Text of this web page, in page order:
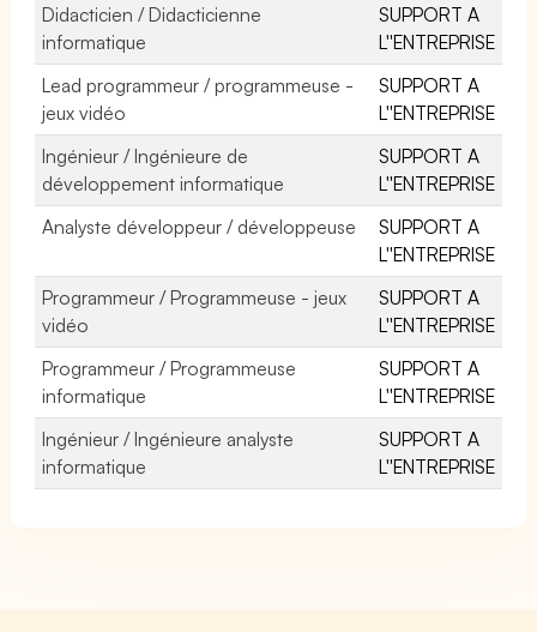
Didacticien / Didacticienne
informatique
SUPPORT A
L''ENTREPRISE
Lead programmeur / programmeuse -
jeux vidéo
SUPPORT A
L''ENTREPRISE
Ingénieur / Ingénieure de
développement informatique
SUPPORT A
L''ENTREPRISE
Analyste développeur / développeuse
SUPPORT A
L''ENTREPRISE
Programmeur / Programmeuse - jeux
vidéo
SUPPORT A
L''ENTREPRISE
Programmeur / Programmeuse
informatique
SUPPORT A
L''ENTREPRISE
Ingénieur / Ingénieure analyste
informatique
SUPPORT A
L''ENTREPRISE